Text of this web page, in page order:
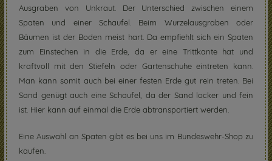
Ausgraben von Unkraut. Der Unterschied zwischen einem
Spaten und einer Schaufel. Beim Wurzelausgraben oder
Bäumen ist der Boden meist hart. Da empfiehlt sich ein Spaten
zum Einstechen in die Erde, da er eine Trittkante hat und
kraftvoll mit den Stiefeln oder Gartenschuhe eintreten kann.
Man kann somit auch bei einer festen Erde gut rein treten. Bei
Sand genügt auch eine Schaufel, da der Sand locker und fein
ist. Hier kann auf einmal die Erde abtransportiert werden.
Eine Auswahl an Spaten gibt es bei uns im Bundeswehr-Shop zu
kaufen.